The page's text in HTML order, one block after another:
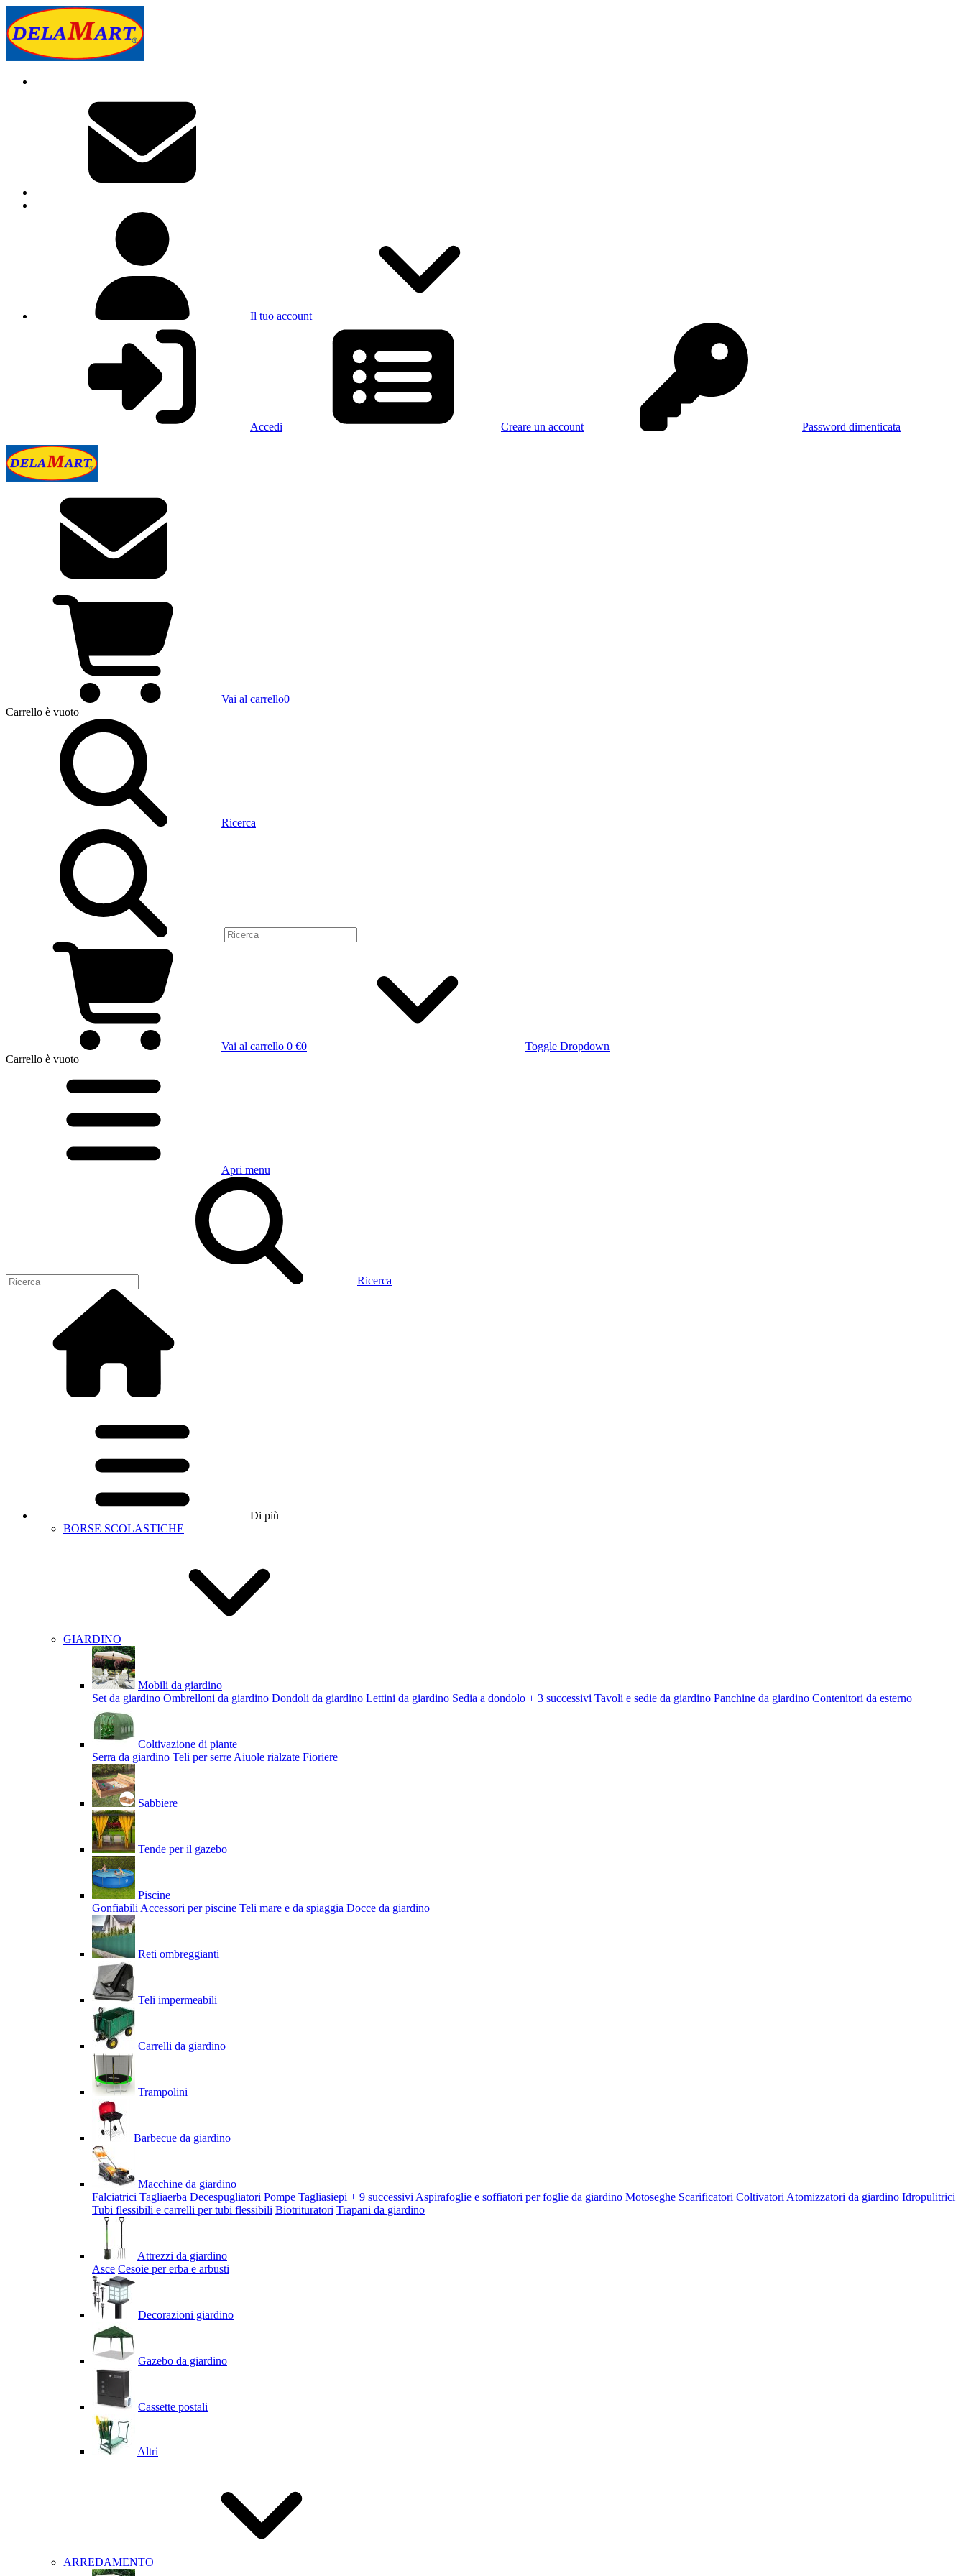
Il tuo account
Accedi Creare un account Password dimenticata
Vai al carrello0
Carrello è vuoto
Ricerca
Vai al carrello 0 €0
Toggle Dropdown
Carrello è vuoto
Apri menu
Ricerca
Di più
BORSE SCOLASTICHE
GIARDINO
Mobili da giardino
Set da giardino Ombrelloni da giardino Dondoli da giardino Lettini da giardino Sedia a dondolo + 3 successivi Tavoli e sedie da giardino Panchine da giardino Contenitori da esterno
Coltivazione di piante
Serra da giardino Teli per serre Aiuole rialzate Fioriere
Sabbiere
Tende per il gazebo
Piscine
Gonfiabili Accessori per piscine Teli mare e da spiaggia Docce da giardino
Reti ombreggianti
Teli impermeabili
Carrelli da giardino
Trampolini
Barbecue da giardino
Macchine da giardino
Falciatrici Tagliaerba Decespugliatori Pompe Tagliasiepi + 9 successivi Aspirafoglie e soffiatori per foglie da giardino Motoseghe Scarificatori Coltivatori Atomizzatori da giardino Idropulitrici
Tubi flessibili e carrelli per tubi flessibili Biotrituratori Trapani da giardino
Attrezzi da giardino
Asce Cesoie per erba e arbusti
Decorazioni giardino
Gazebo da giardino
Cassette postali
Altri
ARREDAMENTO